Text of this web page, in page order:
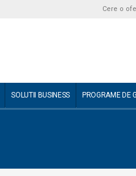
Cere o
SOLUTII BUSINESS PROGRAME DE